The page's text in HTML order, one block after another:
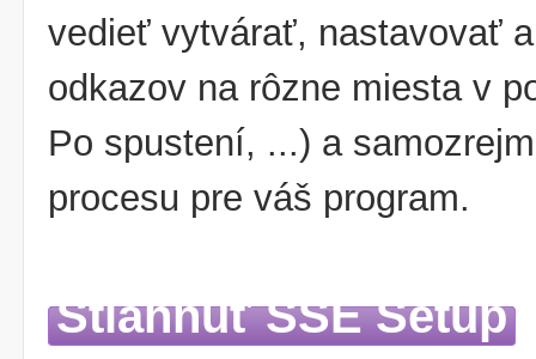
vedieť vytvárať, nastavovať
odkazov na rôzne miesta v
Po spustení, ...) a
procesu pre váš program.
Stiahnuť SSE Setup